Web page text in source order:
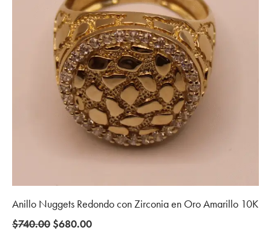
Anillo Nuggets Redondo con Zirconia en Oro Amarillo 10K
$740.00 Original
$680.00Current